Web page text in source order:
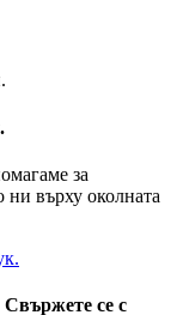
за
върху околната
се с